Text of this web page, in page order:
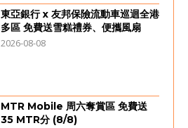
東亞銀行 x 友邦保險流動車巡迴全港
多區 免費送雪糕禮券、便攜風扇
2026-08-08
MTR Mobile 周六奪賞區 免費送
35 MTR分 (8/8)